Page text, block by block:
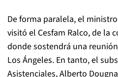
De forma paralela, el
visitó el Cesfam Ralco, de la
donde sostendrá una
Los Ángeles. En tanto, el
Asistenciales, Alberto